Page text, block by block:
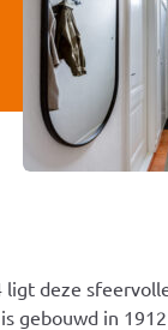
deze
gebouwd in